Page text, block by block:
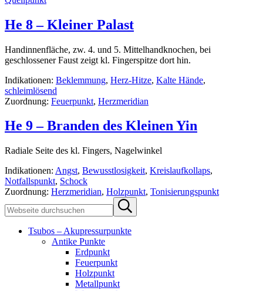
He 8 – Kleiner Palast
Handinnenfläche, zw. 4. und 5. Mittelhandknochen, bei
geschlossener Faust zeigt kl. Fingerspitze dort hin.
Indikationen: Beklemmung, Herz-Hitze, Kalte Hände,
schleimlösend
Zuordnung: Feuerpunkt, Herzmeridian
He 9 – Branden des Kleinen Yin
Radiale Seite des kl. Fingers, Nagelwinkel
Indikationen: Angst, Bewusstlosigkeit, Kreislaufkollaps,
Notfallspunkt, Schock
Zuordnung: Herzmeridian, Holzpunkt, Tonisierungspunkt
Sidebar
durchsuchen
Submit
search
Tsubos – Akupressurpunkte
Antike Punkte
Erdpunkt
Feuerpunkt
Holzpunkt
Metallpunkt